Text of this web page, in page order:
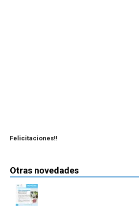
Felicitaciones!!
Otras novedades